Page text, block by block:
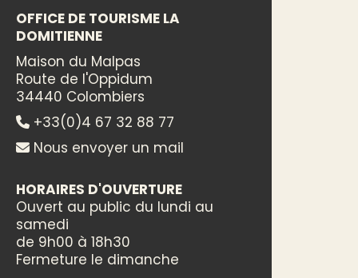
OFFICE DE TOURISME LA
DOMITIENNE
Maison du Malpas
Route de l'Oppidum
34440 Colombiers
+33(0)4 67 32 88 77
Nous envoyer un mail
HORAIRES D'OUVERTURE
Ouvert au public du lundi au
samedi
de 9h00 à 18h30
Fermeture le dimanche